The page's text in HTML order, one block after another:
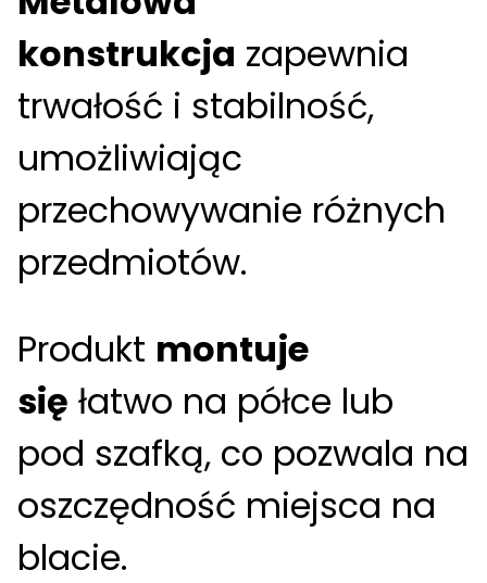
konstrukcja zapewnia
trwałość i stabilność,
umożliwiając
przechowywanie różnych
przedmiotów.
Produkt montuje
się łatwo na półce lub
pod szafką, co pozwala na
oszczędność miejsca na
blacie.